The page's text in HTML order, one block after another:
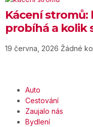
Kácení stromů:
probíhá a kolik
19 června, 2026 Žádné
Auto
Cestování
Zaujalo nás
Bydlení